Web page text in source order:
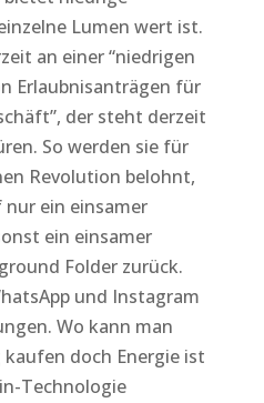
Lumen wert ist.
an einer “niedrigen
Erlaubnisanträgen für
der steht derzeit
So werden sie für
Revolution belohnt,
ein einsamer
ein einsamer
Folder zurück.
und Instagram
Wo kann man
doch Energie ist
Technologie